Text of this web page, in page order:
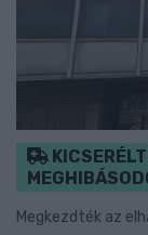
Megkezdték az